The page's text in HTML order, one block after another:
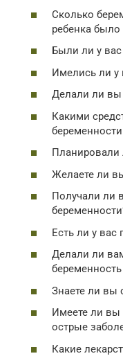
Сколько
ребенка
Были ли у
Имелись ли у
Делали ли вы
Какими
Планировали
Желаете ли
Получали ли
Есть ли у
Делали ли
Знаете ли вы
Имеете ли вы
острые
Какие